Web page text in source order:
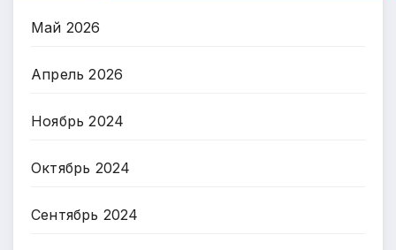
Май 2026
Апрель 2026
Ноябрь 2024
Октябрь 2024
Сентябрь 2024